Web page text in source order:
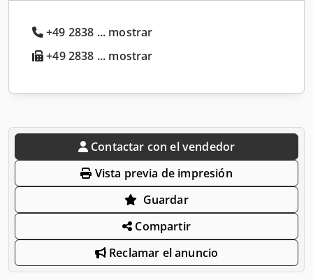
+49 2838 ... mostrar
+49 2838 ... mostrar
Contactar con el vendedor
Vista previa de impresión
Guardar
Compartir
Reclamar el anuncio